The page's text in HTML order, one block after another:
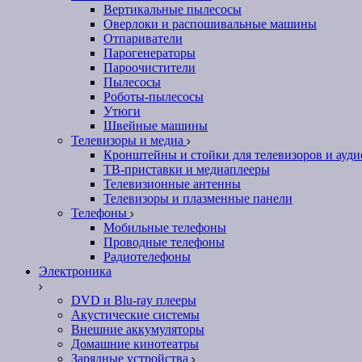
Вертикальные пылесосы
Оверлоки и распошивальные машины
Отпариватели
Парогенераторы
Пароочистители
Пылесосы
Роботы-пылесосы
Утюги
Швейные машины
Телевизоры и медиа
Кронштейны и стойки для телевизоров и
ТВ-приставки и медиаплееры
Телевизионные антенны
Телевизоры и плазменные панели
Телефоны
Мобильные телефоны
Проводные телефоны
Радиотелефоны
Электроника
DVD и Blu-ray плееры
Акустические системы
Внешние аккумуляторы
Домашние кинотеатры
Зарядные устройства